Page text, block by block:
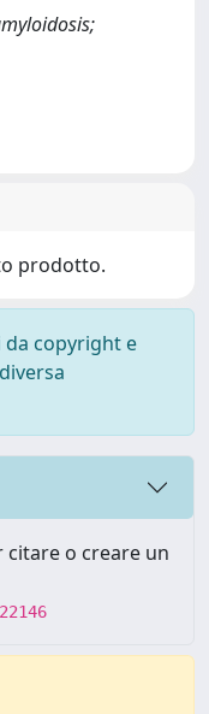
prodotto.
copyright e
o creare un